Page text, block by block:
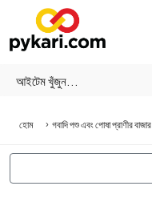
হোম গবাদি পশু এবং পোষা প্রাণীর বাজার